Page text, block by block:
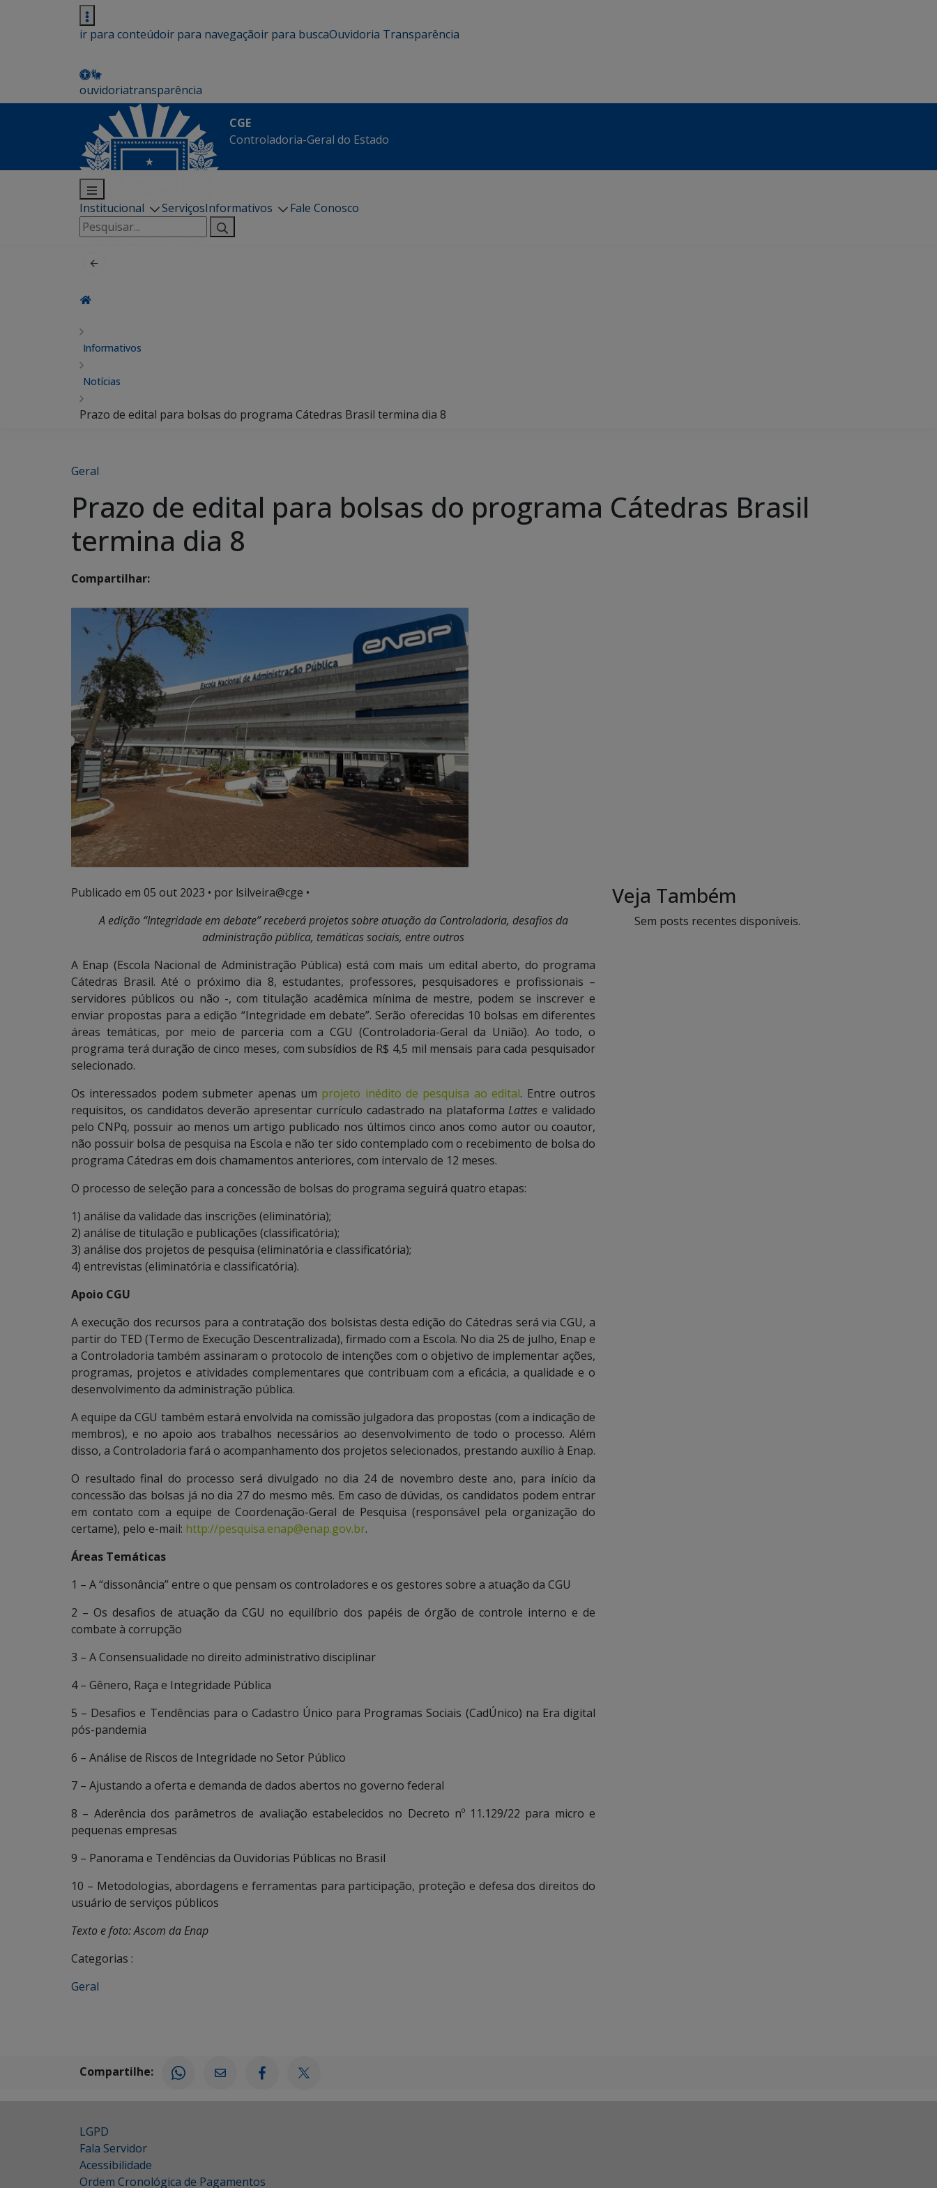
ir para conteúdoir para navegaçãoir para buscaOuvidoria Transparência
ouvidoriatransparência
CGE
Controladoria-Geral do Estado
Institucional ServiçosInformativos
Fale Conosco
Pesquisar
por:
Informativos
Notícias
Prazo de edital para bolsas do programa Cátedras Brasil termina dia 8
Geral
Prazo de edital para bolsas do programa Cátedras Brasil
termina dia 8
Compartilhar:
Publicado em 05 out 2023 • por lsilveira@cge •
A edição “Integridade em debate” receberá projetos sobre atuação da Controladoria, desafios da
administração pública, temáticas sociais, entre outros
A Enap (Escola Nacional de Administração Pública) está com mais um edital aberto, do programa
Cátedras Brasil. Até o próximo dia 8, estudantes, professores, pesquisadores e profissionais –
servidores públicos ou não -, com titulação acadêmica mínima de mestre, podem se inscrever e
enviar propostas para a edição “Integridade em debate”. Serão oferecidas 10 bolsas em diferentes
áreas temáticas, por meio de parceria com a CGU (Controladoria-Geral da União). Ao todo, o
programa terá duração de cinco meses, com subsídios de R$ 4,5 mil mensais para cada pesquisador
selecionado.
Os interessados podem submeter apenas um projeto inédito de pesquisa ao edital. Entre outros
requisitos, os candidatos deverão apresentar currículo cadastrado na plataformaLattes e validado
pelo CNPq, possuir ao menos um artigo publicado nos últimos cinco anos como autor ou coautor,
não possuir bolsa de pesquisa na Escola e não ter sido contemplado com o recebimento de bolsa do
programa Cátedras em dois chamamentos anteriores, com intervalo de 12 meses.
O processo de seleção para a concessão de bolsas do programa seguirá quatro etapas:
1) análise da validade das inscrições (eliminatória);
2) análise de titulação e publicações (classificatória);
3) análise dos projetos de pesquisa (eliminatória e classificatória);
4) entrevistas (eliminatória e classificatória).
Apoio CGU
A execução dos recursos para a contratação dos bolsistas desta edição do Cátedras será via CGU, a
partir do TED (Termo de Execução Descentralizada), firmado com a Escola. No dia 25 de julho, Enap e
a Controladoria também assinaram o protocolo de intenções com o objetivo de implementar ações,
programas, projetos e atividades complementares que contribuam com a eficácia, a qualidade e o
desenvolvimento da administração pública.
A equipe da CGU também estará envolvida na comissão julgadora das propostas (com a indicação de
membros), e no apoio aos trabalhos necessários ao desenvolvimento de todo o processo. Além
disso, a Controladoria fará o acompanhamento dos projetos selecionados, prestando auxílio à Enap.
O resultado final do processo será divulgado no dia 24 de novembro deste ano, para início da
concessão das bolsas já no dia 27 do mesmo mês. Em caso de dúvidas, os candidatos podem entrar
em contato com a equipe de Coordenação-Geral de Pesquisa (responsável pela organização do
certame), pelo e-mail: http://pesquisa.enap@enap.gov.br.
Áreas Temáticas
1 – A “dissonância” entre o que pensam os controladores e os gestores sobre a atuação da CGU
2 – Os desafios de atuação da CGU no equilíbrio dos papéis de órgão de controle interno e de
combate à corrupção
3 – A Consensualidade no direito administrativo disciplinar
4 – Gênero, Raça e Integridade Pública
5 – Desafios e Tendências para o Cadastro Único para Programas Sociais (CadÚnico) na Era digital
pós-pandemia
6 – Análise de Riscos de Integridade no Setor Público
7 – Ajustando a oferta e demanda de dados abertos no governo federal
8 – Aderência dos parâmetros de avaliação estabelecidos no Decreto nº 11.129/22 para micro e
pequenas empresas
9 – Panorama e Tendências da Ouvidorias Públicas no Brasil
10 – Metodologias, abordagens e ferramentas para participação, proteção e defesa dos direitos do
usuário de serviços públicos
Texto e foto: Ascom da Enap
Categorias :
Geral
Veja Também
Sem posts recentes disponíveis.
Compartilhe:
LGPD
Fala Servidor
Acessibilidade
Ordem Cronológica de Pagamentos